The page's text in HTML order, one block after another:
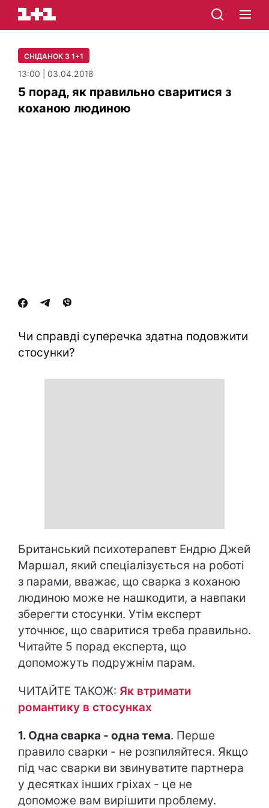
СНІДАНОК З 1+1
13:00 | 03.04.2018
5 порад, як правильно сваритися з
коханою людиною
Чи справді суперечка здатна подовжити
стосунки?
Британський психотерапевт Ендрю Джей
Маршал, який спеціалізується на роботі
з парами, вважає, що сварка з коханою
людиною може не нашкодити, а навпаки
зберегти стосунки. Утім експерт
уточнює, що сваритися треба правильно.
Читайте 5 порад експерта, що
допоможуть подружнім парам.
ЧИТАЙТЕ ТАКОЖ: Як втримати
романтику в стосунках
1. Одна сварка - одна тема. Перше
правило сварки - не розпиляйтеся. Якщо
під час сварки ви звинуватите партнера
у десятках інших гріхах - це не
допоможе вам вирішити проблему.